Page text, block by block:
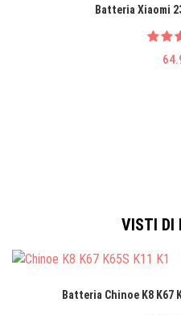
Batteria Xiaomi
VISTI DI
Batteria Chinoe K8 K67